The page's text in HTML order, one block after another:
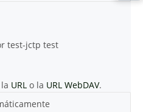
test-jctp test
URL o la URL WebDAV.